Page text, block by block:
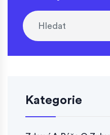
Kategorie